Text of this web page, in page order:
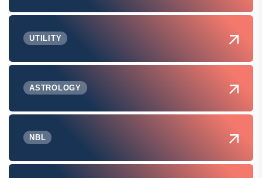
UTILITY
ASTROLOGY
NBL